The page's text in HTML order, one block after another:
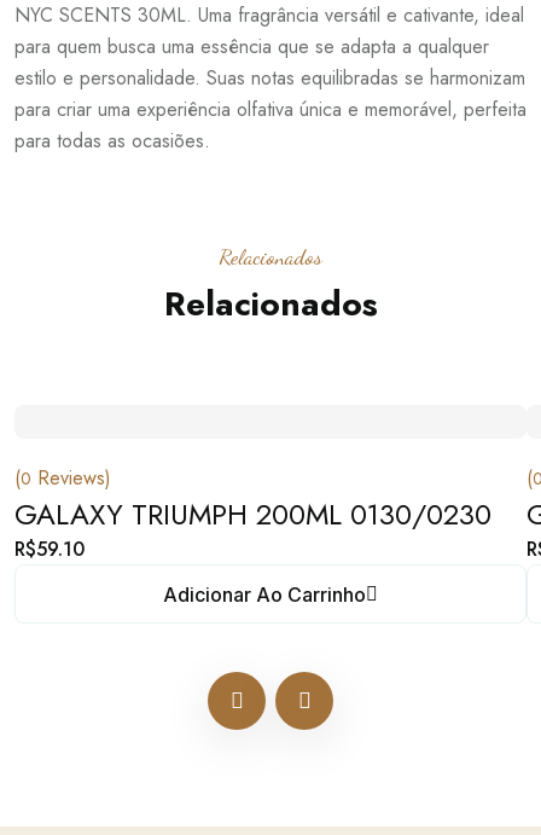
NYC SCENTS 30ML. Uma fragrância versátil e cativante, ideal
para quem busca uma essência que se adapta a qualquer
estilo e personalidade. Suas notas equilibradas se harmonizam
para criar uma experiência olfativa única e memorável, perfeita
para todas as ocasiões.
Relacionados
Relacionados
(0 Reviews)
GALAXY TRIUMPH 200ML 0130/0230
R$59.10
Adicionar Ao Carrinho
(